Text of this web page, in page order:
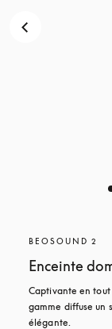
BEOSOUND 2
Enceinte
Captivante en
gamme diffuse un
élégante.